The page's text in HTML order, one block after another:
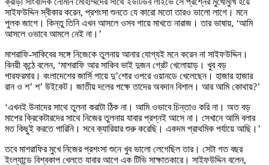
সাইফউদ্দিন স্বীকার করেন, প্রশংসা শুনতে যে কারো মতো তারও ভালো লাগে। মনে
পুলক জাগে। কিন্তু তিনি এখন আসলে ওসব গায়ে মাখতে নারাজ। তার ভাষায়, ‘আমি
আসলে ওভাবে আমলে নেই না।’
মাশরাফি-সাকিবের সঙ্গে নিজেকে তুলনায় আনার যোগ্যই মনে করেন না সাইফউদ্দিন।
বিনয়ী কন্ঠে বলেন, ‘মাশরাফি আর সাকিব ভাই দুজন গ্রেট খেলোয়াড়। খুব বড়
পারফরমার। বংলাদেশের জার্সি গায়ে দু’শোর ওপরে ওয়ানডে খেলেছেন। হাজার হাজার
রান ও শ’ শ’ উইকেট। জাতীয় দলের পক্ষে তাদের অবদান বিশাল। আর আমি কোথায়?’
‘এখনই উনাদের সাথে তুলনা করাটা ঠিক না। আমি ওভাবে চিন্তাও করি না। অত বড়
মাপের ক্রিকেটারদের সাথে নিজের তুলনায় যাবার প্রশ্নই আসে না। সেখানে আমি বলার
মত কিছুই করতে পারিনি। সবে ক্যারিয়ার শুরু করেছি। একদম প্রাথমিক পর্যায়ে আছি।’
তবে মাশরাফির মুখে নিজের প্রশংসা শুনে খুব ভালো লেগেছিল তার। সেটা গত বছর
ইংল্যান্ডে বিশ্বকাপ খেলতে যাবার আগে এক টিভি সাক্ষাতকারে। সাইফউদ্দিন বলেন,